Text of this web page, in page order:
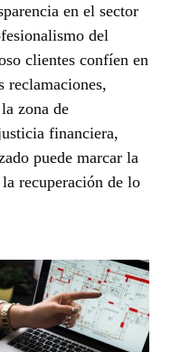
en el sector
del
clientes confíen en
reclamaciones,
zona de
financiera,
puede marcar la
recuperación de lo